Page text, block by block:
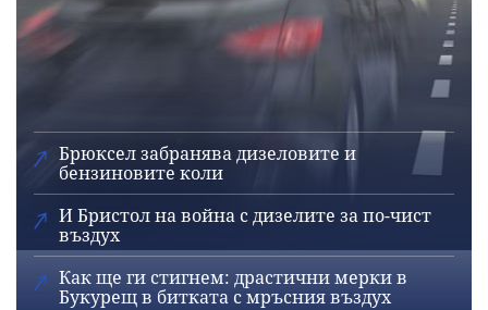
Брюксел забранява дизеловите и
бензиновите коли
И Бристол на война с дизелите за по-чист
въздух
Как ще ги стигнем: драстични мерки в
Букурещ в битката с мръсния въздух